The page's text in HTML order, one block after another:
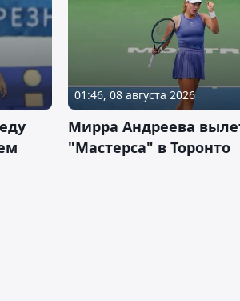
01:46, 08 августа 2026
Мирра Андреева
"Мастерса" в Торонто